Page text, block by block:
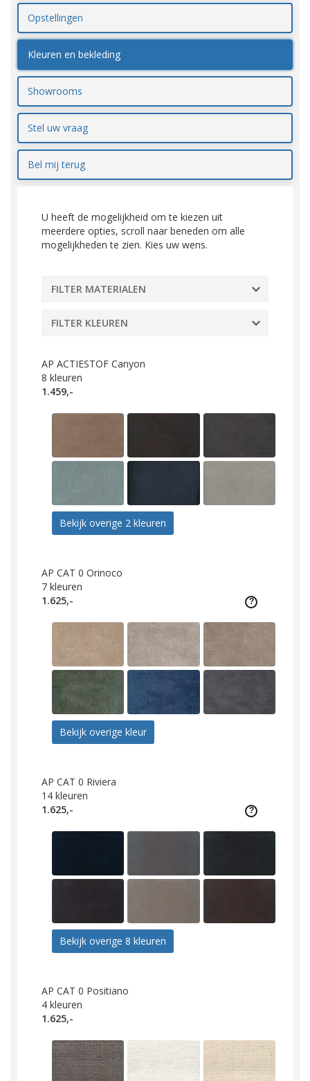
Opstellingen
Kleuren en bekleding
Showrooms
Stel uw vraag
Bel mij terug
U heeft de mogelijkheid om te kiezen uit
meerdere opties, scroll naar beneden om alle
mogelijkheden te zien. Kies uw wens.
FILTER MATERIALEN
FILTER KLEUREN
AP ACTIESTOF Canyon
8 kleuren
1.459,-
Bekijk overige 2 kleuren
AP CAT 0 Orinoco
7 kleuren
1.625,-
Bekijk overige kleur
AP CAT 0 Riviera
14 kleuren
1.625,-
Bekijk overige 8 kleuren
AP CAT 0 Positiano
4 kleuren
1.625,-